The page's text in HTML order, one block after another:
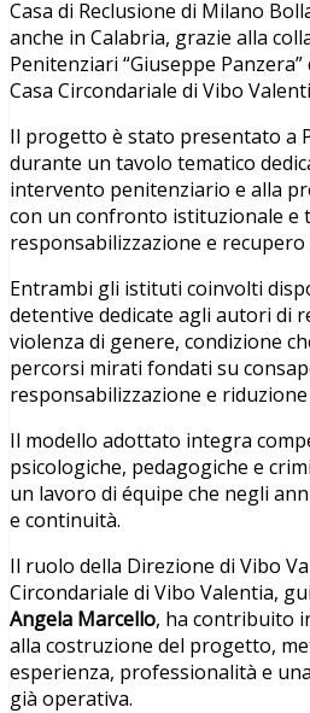
Casa di Reclusione di Milano
anche in Calabria, grazie alla
Penitenziari “Giuseppe
Casa Circondariale di Vibo
Il progetto è stato presentato a
durante un tavolo tematico
intervento penitenziario e alla
con un confronto istituzionale e
responsabilizzazione e
Entrambi gli istituti coinvolti
detentive dedicate agli autori di
violenza di genere, condizione
percorsi mirati fondati su
responsabilizzazione e
Il modello adottato integra
psicologiche, pedagogiche e
un lavoro di équipe che negli
e continuità.
Il ruolo della Direzione di Vibo
Circondariale di Vibo Valentia,
Angela Marcello, ha contribuito
alla costruzione del progetto,
esperienza, professionalità e
già operativa.